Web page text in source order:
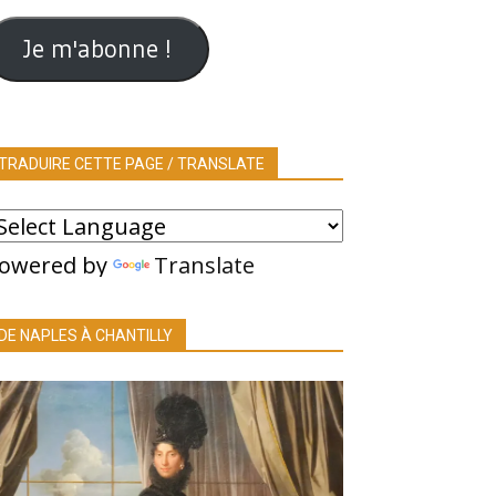
Je m'abonne !
CETTE PAGE / TRANSLATE
by Translate
NAPLES À CHANTILLY